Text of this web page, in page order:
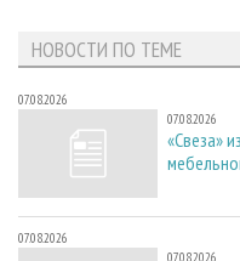
НОВОСТИ ПО ТЕМЕ
07.08.2026
07.08.2026
«Свеза»
07.08.2026